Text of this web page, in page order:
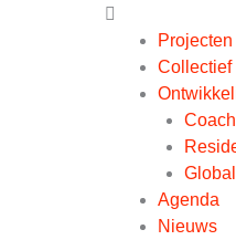
Projecten
Collectief
Agenda
Nieuws